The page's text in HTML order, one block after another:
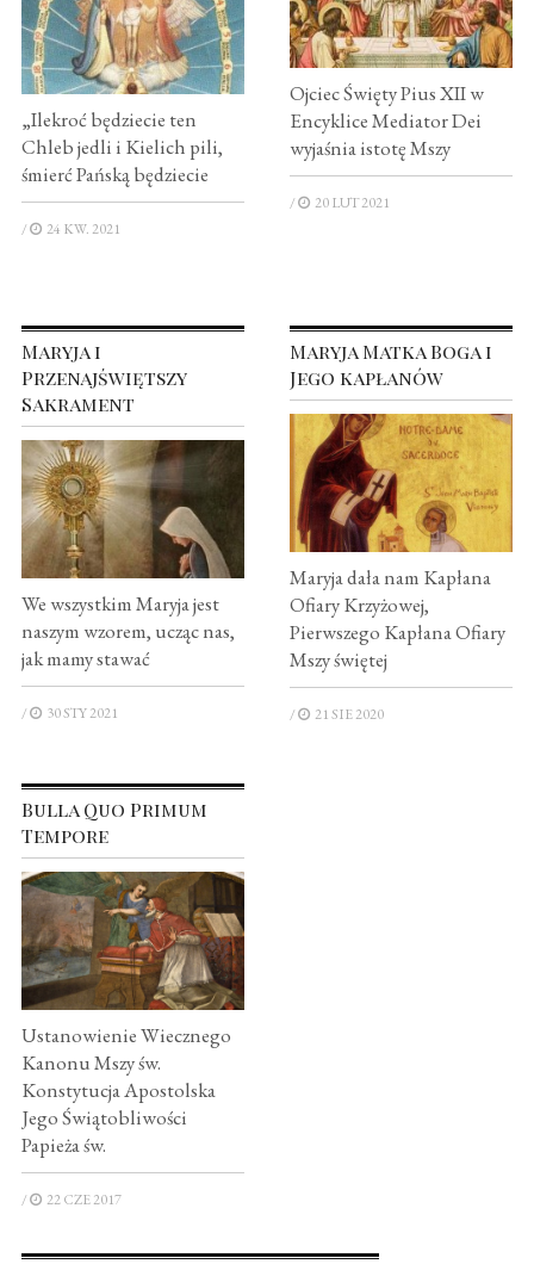
„Ilekroć będziecie ten
Chleb jedli i Kielich pili,
śmierć Pańską będziecie
/ 24 KW. 2021
Ojciec Święty Pius XII w
Encyklice Mediator Dei
wyjaśnia istotę Mszy
/ 20 LUT 2021
Maryja i
Przenajświętszy
Sakrament
We wszystkim Maryja jest
naszym wzorem, ucząc nas,
jak mamy stawać
/ 30 STY 2021
Maryja Matka Boga i
Jego kapłanów
Maryja dała nam Kapłana
Ofiary Krzyżowej,
Pierwszego Kapłana Ofiary
Mszy świętej
/ 21 SIE 2020
Bulla Quo Primum
Tempore
Ustanowienie Wiecznego
Kanonu Mszy św.
Konstytucja Apostolska
Jego Świątobliwości
Papieża św.
/ 22 CZE 2017